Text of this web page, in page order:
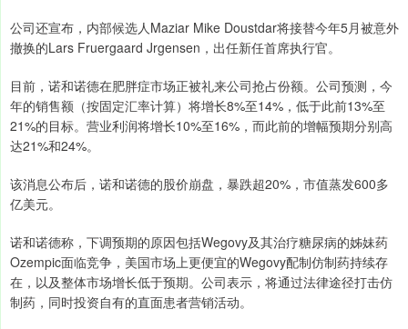
公司还宣布，内部候选人Maziar Mike Doustdar将接替今年5月被意外
撤换的Lars Fruergaard Jrgensen，出任新任首席执行官。
目前，诺和诺德在肥胖症市场正被礼来公司抢占份额。公司预测，今
年的销售额（按固定汇率计算）将增长8%至14%，低于此前13%至
21%的目标。营业利润将增长10%至16%，而此前的增幅预期分别高
达21%和24%。
该消息公布后，诺和诺德的股价崩盘，暴跌超20%，市值蒸发600多
亿美元。
诺和诺德称，下调预期的原因包括Wegovy及其治疗糖尿病的姊妹药
Ozempic面临竞争，美国市场上更便宜的Wegovy配制仿制药持续存
在，以及整体市场增长低于预期。公司表示，将通过法律途径打击仿
制药，同时投资自有的直面患者营销活动。